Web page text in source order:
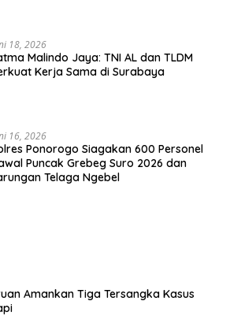
18, 2026
Malindo Jaya: TNI AL dan TLDM
Kerja Sama di Surabaya
16, 2026
Ponorogo Siagakan 600 Personel
Puncak Grebeg Suro 2026 dan
Telaga Ngebel
Amankan Tiga Tersangka Kasus